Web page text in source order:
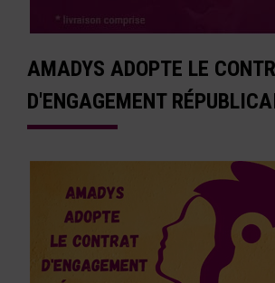
AMADYS ADOPTE LE
D'ENGAGEMENT